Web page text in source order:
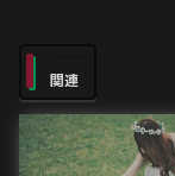
関連